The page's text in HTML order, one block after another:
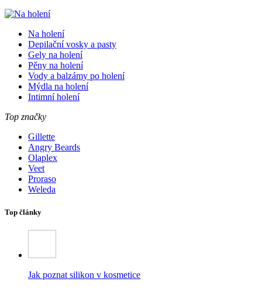
Na holení
Depilační vosky a pasty
Gely na holení
Pěny na holení
Vody a balzámy po holení
Mýdla na holení
Intimní holení
Top značky
Gillette
Angry Beards
Olaplex
Veet
Proraso
Weleda
Top články
Jak poznat silikon v kosmetice